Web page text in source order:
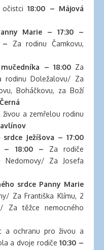
18:00 – Májová
Marie – 17:30 –
– Za rodinu Čamkovu,
– 18:00 Za
rodinu Doležalovu/ Za
Boháčkovu, za Boží
živou a zemřelou rodinu
Ježíšova – 17:00
– 18:00 – Za rodiče
Nedomovy/ Za Josefa
srdce Panny Marie
Za Františka Klímu, 2
Za těžce nemocného
a ochranu pro živou a
a dvoje rodiče 10:30 –